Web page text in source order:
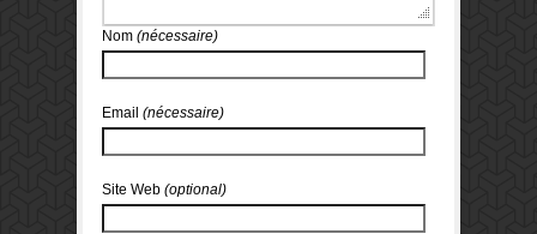
Nom (nécessaire)
Email (nécessaire)
Site Web (optional)